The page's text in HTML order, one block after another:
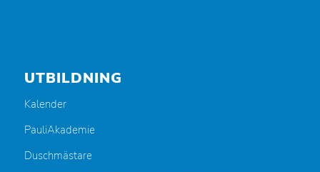
UTBILDNING
Kalender
PauliAkademie
Duschmästare